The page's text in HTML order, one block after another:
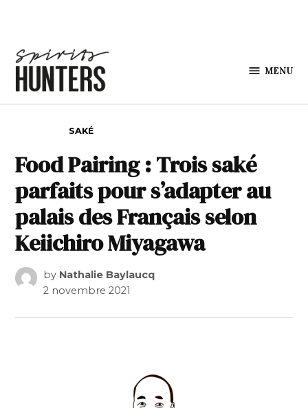
MENU
SAKÉ
Food Pairing : Trois saké
parfaits pour s’adapter au
palais des Français selon
Keiichiro Miyagawa
by Nathalie Baylaucq
2 novembre 2021